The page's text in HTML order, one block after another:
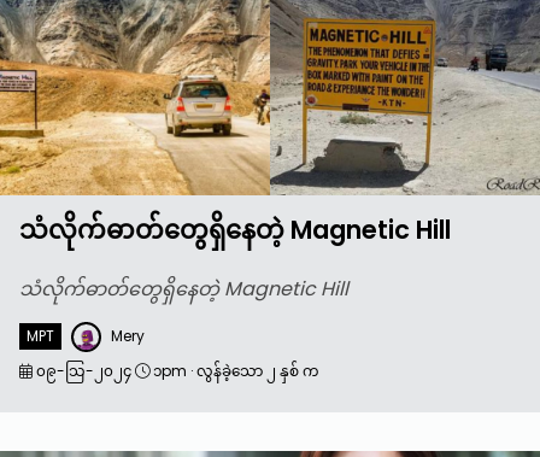
သံလိုက်ဓာတ်တွေရှိနေတဲ့ Magnetic Hill
သံလိုက်ဓာတ်တွေရှိနေတဲ့ Magnetic Hill
MPT
Mery
၀၉-သြ-၂၀၂၄
၁pm ·လွန်ခဲ့သော ၂ နှစ် က